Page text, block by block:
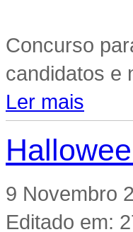
Concurso
candidatos e
Ler mais
9 Novembro
Editado em: